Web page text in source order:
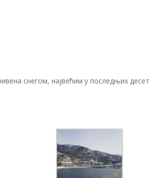
снегом, највећим у последњих